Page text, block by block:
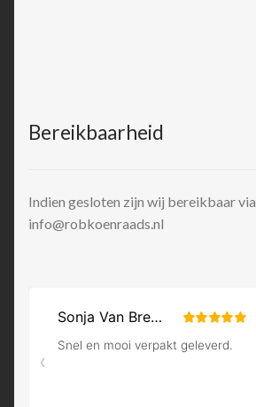
Bereikbaarheid
Indien gesloten zijn wij bereikbaar via
info@robkoenraads.nl